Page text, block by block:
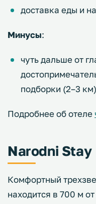
доставка еды и
Минусы:
чуть дальше от
подборки (2–3
Подробнее об отеле
Narodni Stay
Комфортный
находится в 700 м